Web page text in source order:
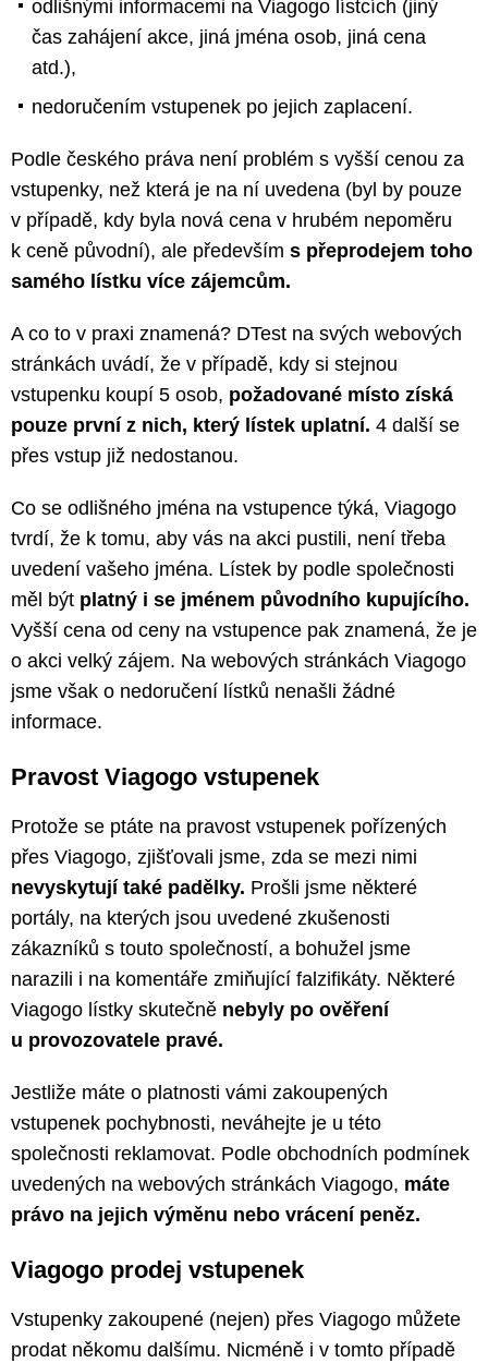
odlišnými informacemi na Viagogo lístcích (jiný
čas zahájení akce, jiná jména osob, jiná cena
atd.),
nedoručením vstupenek po jejich zaplacení.
Podle českého práva není problém s vyšší cenou za
vstupenky, než která je na ní uvedena (byl by pouze
v případě, kdy byla nová cena v hrubém nepoměru
k ceně původní), ale především s přeprodejem toho
samého lístku více zájemcům.
A co to v praxi znamená? DTest na svých webových
stránkách uvádí, že v případě, kdy si stejnou
vstupenku koupí 5 osob, požadované místo získá
pouze první z nich, který lístek uplatní. 4 další se
přes vstup již nedostanou.
Co se odlišného jména na vstupence týká, Viagogo
tvrdí, že k tomu, aby vás na akci pustili, není třeba
uvedení vašeho jména. Lístek by podle společnosti
měl být platný i se jménem původního kupujícího.
Vyšší cena od ceny na vstupence pak znamená, že je
o akci velký zájem. Na webových stránkách Viagogo
jsme však o nedoručení lístků nenašli žádné
informace.
Pravost Viagogo vstupenek
Protože se ptáte na pravost vstupenek pořízených
přes Viagogo, zjišťovali jsme, zda se mezi nimi
nevyskytují také padělky. Prošli jsme některé
portály, na kterých jsou uvedené zkušenosti
zákazníků s touto společností, a bohužel jsme
narazili i na komentáře zmiňující falzifikáty. Některé
Viagogo lístky skutečně nebyly po ověření
u provozovatele pravé.
Jestliže máte o platnosti vámi zakoupených
vstupenek pochybnosti, neváhejte je u této
společnosti reklamovat. Podle obchodních podmínek
uvedených na webových stránkách Viagogo, máte
právo na jejich výměnu nebo vrácení peněz.
Viagogo prodej vstupenek
Vstupenky zakoupené (nejen) přes Viagogo můžete
prodat někomu dalšímu. Nicméně i v tomto případě